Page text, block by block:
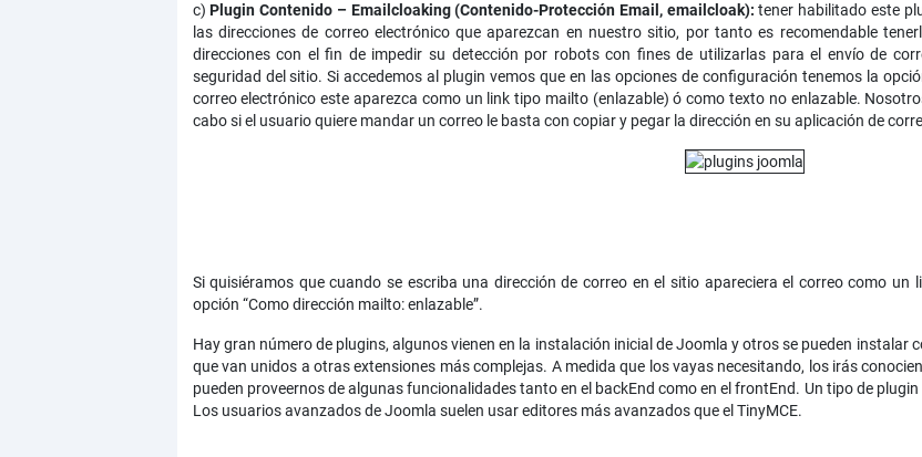
c)Plugin Contenido – Emailcloaking (Contenido-Protección Email, emailcloak): tener habilitado este
las direcciones de correo electrónico que aparezcan en nuestro sitio, por tanto es recomendable
direcciones con el fin de impedir su detección por robots con fines de utilizarlas para el envío de
seguridad del sitio. Si accedemos al plugin vemos que en las opciones de configuración tenemos la
correo electrónico este aparezca como un link tipo mailto (enlazable) ó como texto no enlazable.
cabo si el usuario quiere mandar un correo le basta con copiar y pegar la dirección en su aplicación de
Si quisiéramos que cuando se escriba una dirección de correo en el sitio apareciera el correo como un
opción “Como dirección mailto: enlazable”.
Hay gran número de plugins, algunos vienen en la instalación inicial de Joomla y otros se pueden
que van unidos a otras extensiones más complejas. A medida que los vayas necesitando, los irás
pueden proveernos de algunas funcionalidades tanto en el backEnd como en el frontEnd. Un tipo de
Los usuarios avanzados de Joomla suelen usar editores más avanzados que el TinyMCE.